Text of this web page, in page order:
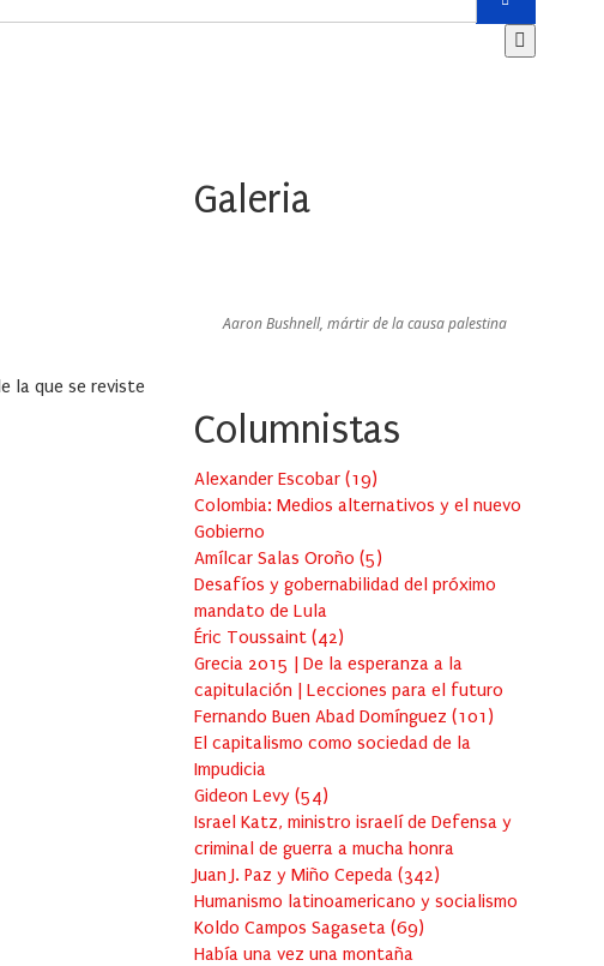
la que se reviste
Galeria
Aaron Bushnell, mártir de la causa palestina
Columnistas
Alexander Escobar (19)
Colombia: Medios alternativos y el nuevo
Gobierno
Amílcar Salas Oroño (5)
Desafíos y gobernabilidad del próximo
mandato de Lula
Éric Toussaint (42)
Grecia 2015 | De la esperanza a la
capitulación | Lecciones para el futuro
Fernando Buen Abad Domínguez (101 )
El capitalismo como sociedad de la
Impudicia
Gideon Levy (54)
Israel Katz, ministro israelí de Defensa y
criminal de guerra a mucha honra
Juan J. Paz y Miño Cepeda (342)
Humanismo latinoamericano y socialismo
Koldo Campos Sagaseta (69)
Había una vez una montaña